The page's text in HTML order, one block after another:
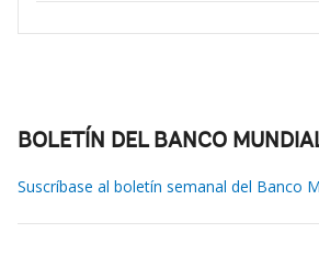
BOLETÍN DEL BANCO
Suscríbase al boletín semanal del Banco